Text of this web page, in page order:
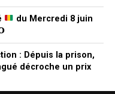
du Mercredi 8 juin
: Dépuis la prison,
décroche un prix